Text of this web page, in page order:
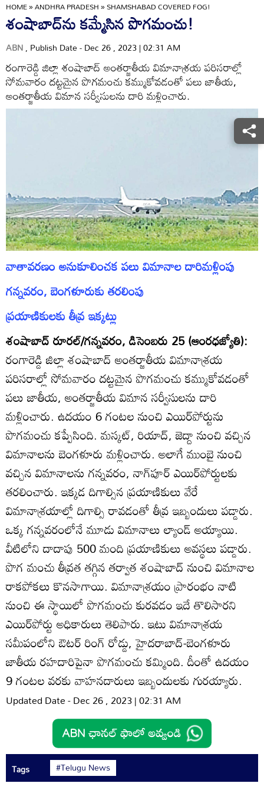
HOME»ANDHRA PRADESH»SHAMSHABAD COVERED FOG!
శంషాబాద్‌ను కమ్మేసిన పొగమంచు!
ABN, Publish Date - Dec 26 , 2023 | 02:31 AM
రంగారెడ్డి జిల్లా శంషాబాద్‌ అంతర్జాతీయ విమానాశ్రయ పరిసరాల్లో
సోమవారం దట్టమైన పొగమంచు కమ్ముకోవడంతో పలు జాతీయ,
అంతర్జాతీయ విమాన సర్వీసులను దారి మళ్లించారు.
వాతావరణం అనుకూలించక పలు విమానాల దారిమళ్లింపు
గన్నవరం, బెంగళూరుకు తరలింపు
ప్రయాణికులకు తీవ్ర ఇక్కట్లు
శంషాబాద్‌ రూరల్‌/గన్నవరం, డిసెంబరు 25 (ఆంరధజ్యోతి):
రంగారెడ్డి జిల్లా శంషాబాద్‌ అంతర్జాతీయ విమానాశ్రయ
పరిసరాల్లో సోమవారం దట్టమైన పొగమంచు కమ్ముకోవడంతో
పలు జాతీయ, అంతర్జాతీయ విమాన సర్వీసులను దారి
మళ్లించారు. ఉదయం 6 గంటల నుంచి ఎయిర్‌పోర్టును
పొగమంచు కప్పేసింది. మస్కట్‌, రియాద్‌, జెద్దా నుంచి వచ్చిన
విమానాలను బెంగళూరు మళ్లించారు. అలాగే ముంబై నుంచి
వచ్చిన విమానాలను గన్నవరం, నాగ్‌పూర్‌ ఎయిర్‌పోర్టులకు
తరలించారు. ఇక్కడ దిగాల్సిన ప్రయాణికులు వేరే
విమానాశ్రయాల్లో దిగాల్సి రావడంతో తీవ్ర ఇబ్బందులు పడ్డారు.
ఒక్క గన్నవరంలోనే మూడు విమానాలు ల్యాండ్‌ అయ్యాయి.
వీటిలోని దాదాపు 500 మంది ప్రయాణికులు అవస్థలు పడ్డారు.
పొగ మంచు తీవ్రత తగ్గిన తర్వాత శంషాబాద్‌ నుంచి విమానాల
రాకపోకలు కొనసాగాయి. విమానాశ్రయం ప్రారంభం నాటి
నుంచి ఈ స్థాయిలో పొగమంచు కురవడం ఇదే తొలిసారని
ఎయిర్‌పోర్టు అధికారులు తెలిపారు. ఇటు విమానాశ్రయ
సమీపంలోని ఔటర్‌ రింగ్‌ రోడ్డు, హైదరాబాద్‌-బెంగళూరు
జాతీయ రహదారిపైనా పొగమంచు కమ్మింది. దీంతో ఉదయం
9 గంటల వరకు వాహనదారులు ఇబ్బందులకు గురయ్యారు.
Updated Date - Dec 26 , 2023 | 02:31 AM
Tags #Telugu News